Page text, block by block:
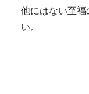
他にはない至福
い。